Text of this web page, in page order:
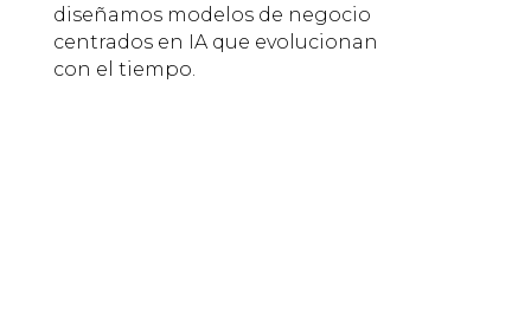
diseñamos modelos de negocio
centrados en IA que evolucionan
con el tiempo.